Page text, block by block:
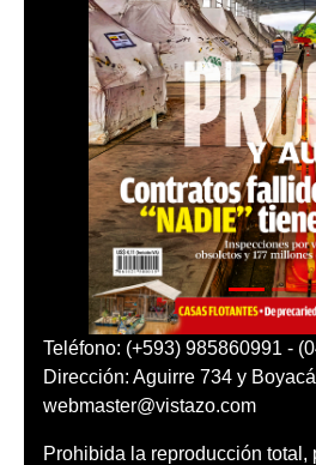
Teléfono: (+593) 985860991 -
Dirección: Aguirre 734 y
webmaster@vistazo.com
Prohibida la reproducción total,